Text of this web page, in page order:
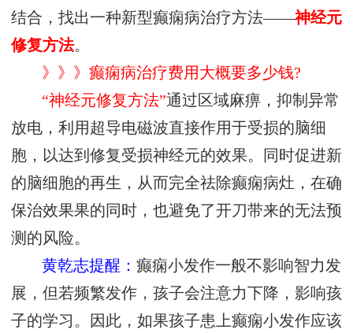
结合，找出一种新型癫痫病治疗方法——神经元
修复方法。
》》》癫痫病治疗费用大概要多少钱?
“神经元修复方法”通过区域麻痹，抑制异常
放电，利用超导电磁波直接作用于受损的脑细
胞，以达到修复受损神经元的效果。同时促进新
的脑细胞的再生，从而完全祛除癫痫病灶，在确
保治效果果的同时，也避免了开刀带来的无法预
测的风险。
黄乾志提醒：癫痫小发作一般不影响智力发
展，但若频繁发作，孩子会注意力下降，影响孩
子的学习。因此，如果孩子患上癫痫小发作应该